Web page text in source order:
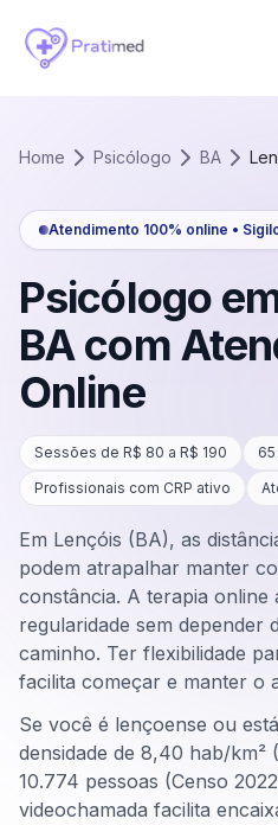
Home Psicólogo BA
Atendimento 100% online •
Psicólogo
BAcom
Online
Sessões de R$ 80 a R$ 190 65
Profissionais com CRP ativo
Em Lençóis (BA), as
podem atrapalhar manter
constância. A terapia online
regularidade sem depender
caminho. Ter flexibilidade
facilita começar e manter o
Se você é lençoense ou
densidade de 8,40 hab/km²
10.774 pessoas (Censo
videochamada facilita